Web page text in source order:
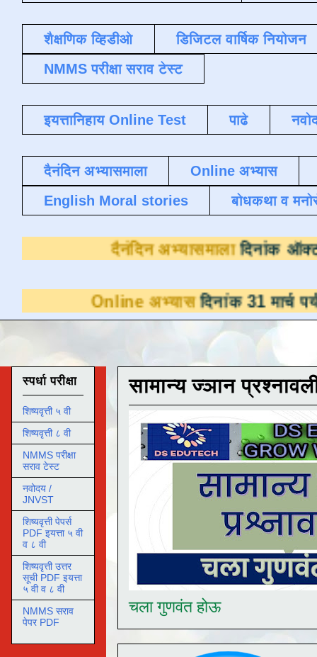
शैक्षणिक व्हिडीओ
डिजिटल वार्षिक नियोजन
NMMS परीक्षा सराव टेस्ट
इयत्तानिहाय Online Test पाढे
दैनंदिन अभ्यासमाला
Online अभ्यास
English Moral stories
बोधकथा व
दैनंदिन
अभ्यासदिनांक 31 मार्च पर्यंत
सामान्य ज्ञान
चला गुणवंत होऊ
स्पर्धा परीक्षा
शिष्यवृत्ती ५ वी
शिष्यवृत्ती ८ वी
NMMS परीक्षा
सराव टेस्ट
नवोदय /
JNVST
शिष्यवृत्ती पेपर्स
PDF इयत्ता ५ वी
व ८ वी
शिष्यवृत्ती उत्तर
सूची PDF इयत्ता
५ वी व ८ वी
NMMS सराव
पेपर PDF